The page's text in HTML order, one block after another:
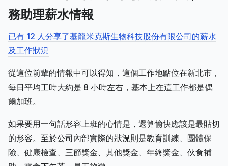
務助理薪水情報
已有 12 人分享了基龍米克斯生物科技股份有限公司的薪水
及工作狀況
從這位前輩的情報中可以得知，這個工作地點位在新北市，
每日平均工時大約是 8 小時左右，基本上在這工作都是偶
爾加班。
如果要用一句話形容上班的心情是，還算愉快應該是最貼切
的形容。至於公司內部實際的狀況則是教育訓練、團體保
險、健康檢查、三節獎金、其他獎金、年終獎金、伙食補